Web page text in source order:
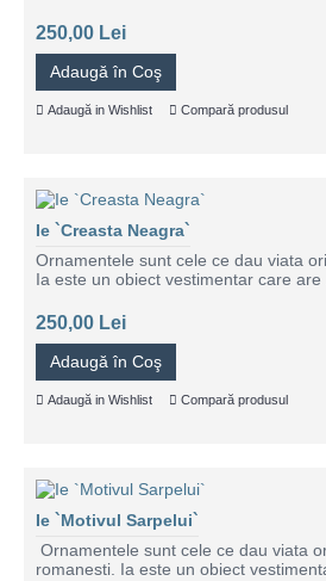
250,00 Lei
Adaugă în Coş
Adaugă in Wishlist Compară produsul
Ie `Creasta Neagra`
Ornamentele sunt cele ce dau viata
Ia este un obiect vestimentar care are ..
250,00 Lei
Adaugă în Coş
Adaugă in Wishlist Compară produsul
Ie `Motivul Sarpelui`
Ornamentele sunt cele ce dau viata
romanesti. Ia este un obiect